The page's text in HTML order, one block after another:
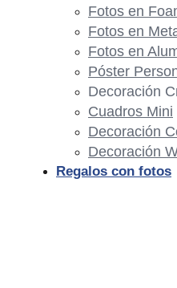
Fotos en
Fotos en
Fotos en
Póster
Decoración
Cuadros Mini
Decoración
Decoración
Regalos con fotos